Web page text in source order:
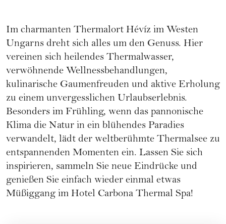
Im charmanten Thermalort Hévíz im Westen
Ungarns dreht sich alles um den Genuss. Hier
vereinen sich heilendes Thermalwasser,
verwöhnende Wellnessbehandlungen,
kulinarische Gaumenfreuden und aktive Erholung
zu einem unvergesslichen Urlaubserlebnis.
Besonders im Frühling, wenn das pannonische
Klima die Natur in ein blühendes Paradies
verwandelt, lädt der weltberühmte Thermalsee zu
entspannenden Momenten ein. Lassen Sie sich
inspirieren, sammeln Sie neue Eindrücke und
genießen Sie einfach wieder einmal etwas
Müßiggang im Hotel Carbona Thermal Spa!